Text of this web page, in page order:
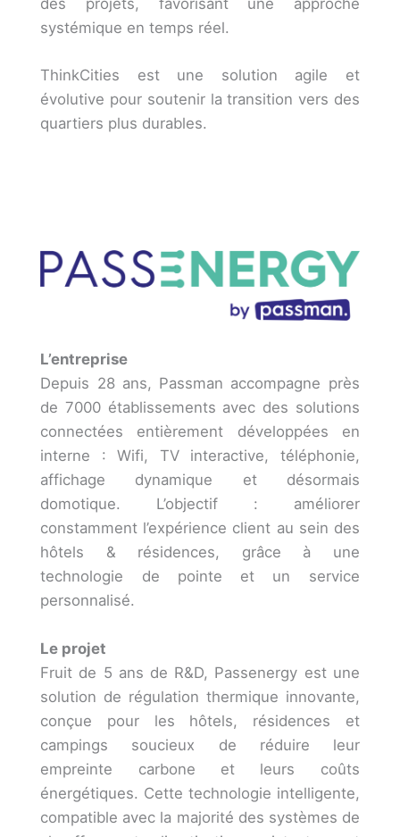
systémique en temps réel.
ThinkCities est une solution agile et
évolutive pour soutenir la transition vers des
quartiers plus durables.
L’entreprise
Depuis 28 ans, Passman accompagne près
de 7000 établissements avec des solutions
connectées entièrement développées en
interne : Wifi, TV interactive, téléphonie,
affichage dynamique et désormais
domotique. L’objectif : améliorer
constamment l’expérience client au sein des
hôtels & résidences, grâce à une
technologie de pointe et un service
personnalisé.
Le projet
Fruit de 5 ans de R&D, Passenergy est une
solution de régulation thermique innovante,
conçue pour les hôtels, résidences et
campings soucieux de réduire leur
empreinte carbone et leurs coûts
énergétiques. Cette technologie intelligente,
compatible avec la majorité des systèmes de